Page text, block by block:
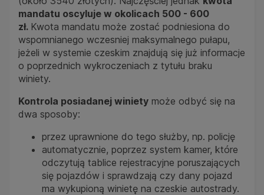
mandatu oscyluje w okolicach 500 - 600
zł. Kwota mandatu może zostać podniesiona do
wspomnianego wczesniej maksymalnego pułapu,
jeżeli w systemie czeskim znajdują się już informacje
o poprzednich wykroczeniach z tytułu braku
winiety.
Kontrola posiadanej winiety może odbyć się na
dwa sposoby:
przez uprawnione do tego służby, np. policję
automatycznie, poprzez system kamer, które
odczytują tablice rejestracyjne poruszających
się pojazdów i sprawdzają czy dany pojazd
ma wykupioną winietę na czeskie autostrady.